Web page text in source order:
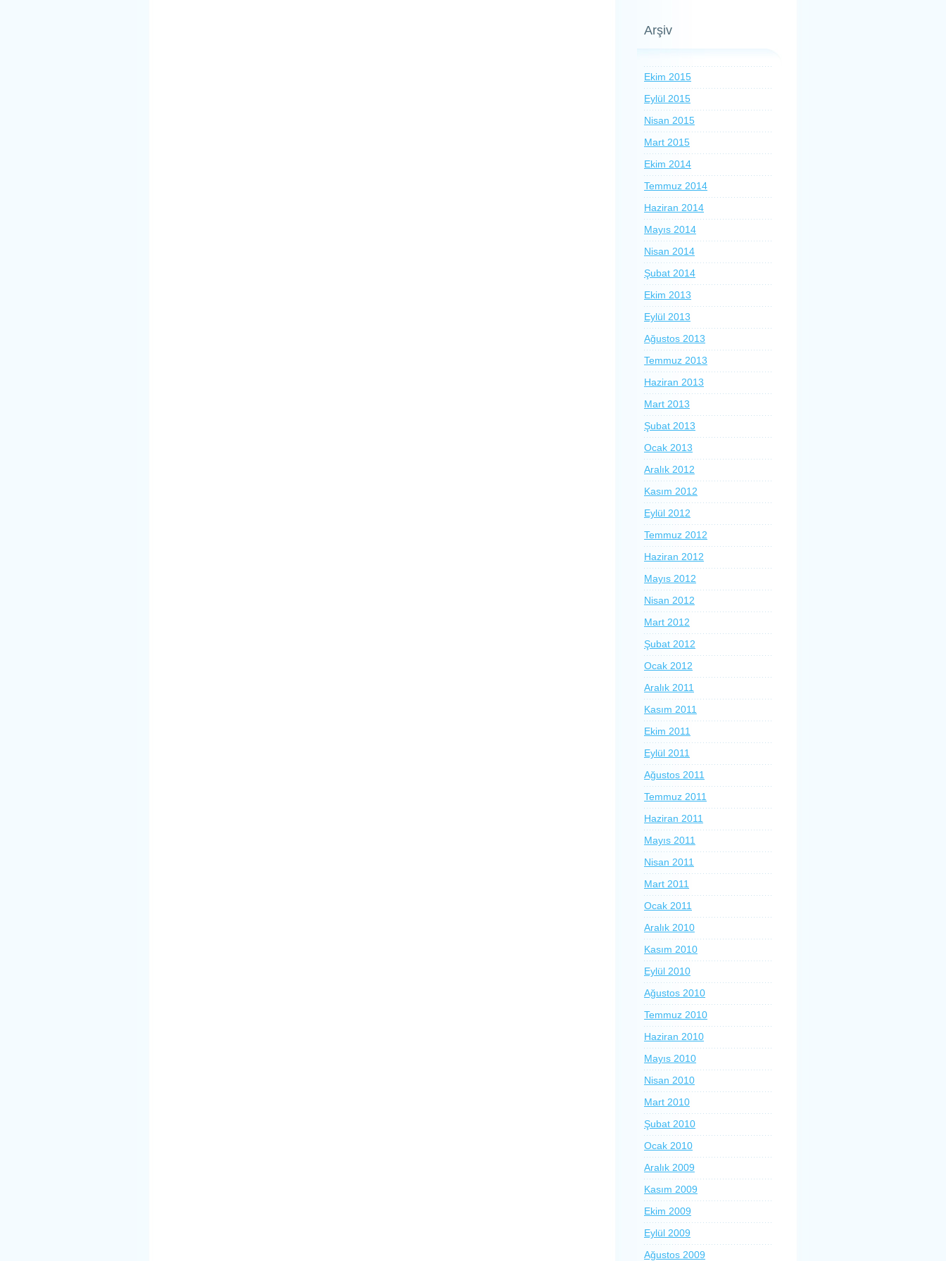
Arşiv
Ekim 2015
Eylül 2015
Nisan 2015
Mart 2015
Ekim 2014
Temmuz 2014
Haziran 2014
Mayıs 2014
Nisan 2014
Şubat 2014
Ekim 2013
Eylül 2013
Ağustos 2013
Temmuz 2013
Haziran 2013
Mart 2013
Şubat 2013
Ocak 2013
Aralık 2012
Kasım 2012
Eylül 2012
Temmuz 2012
Haziran 2012
Mayıs 2012
Nisan 2012
Mart 2012
Şubat 2012
Ocak 2012
Aralık 2011
Kasım 2011
Ekim 2011
Eylül 2011
Ağustos 2011
Temmuz 2011
Haziran 2011
Mayıs 2011
Nisan 2011
Mart 2011
Ocak 2011
Aralık 2010
Kasım 2010
Eylül 2010
Ağustos 2010
Temmuz 2010
Haziran 2010
Mayıs 2010
Nisan 2010
Mart 2010
Şubat 2010
Ocak 2010
Aralık 2009
Kasım 2009
Ekim 2009
Eylül 2009
Ağustos 2009